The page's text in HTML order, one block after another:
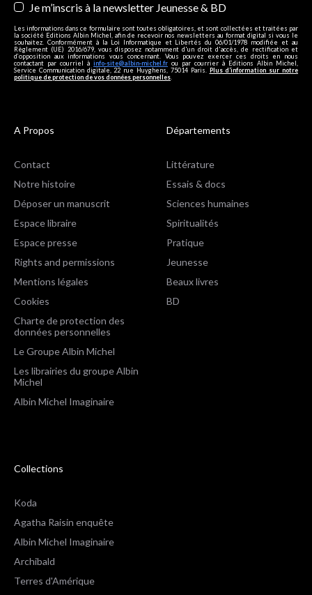
Je m’inscris à la newsletter Jeunesse & BD
Les informations dans ce formulaire sont toutes obligatoires, et sont collectées et traitées par
la société Editions Albin Michel, afin de recevoir nos newsletters au format digital si vous le
souhaitez. Conformément à la Loi Informatique et Libertés du 06/01/1978 modifiée et au
Règlement (UE) 2016/679, vous disposez notamment d'un droit d'accès, de rectification et
d’opposition aux informations vous concernant. Vous pouvez exercer ces droits en nous
contactant par courriel à info-site@albin-michel.fr ou par courrier à Editions Albin Michel,
Service Communication digitale, 22 rue Huyghens, 75014 Paris. Plus d’information sur notre
politique de protection de vos données personnelles
A Propos
Contact
Notre histoire
Déposer un manuscrit
Espace libraire
Espace presse
Rights and permissions
Mentions légales
Cookies
Charte de protection des
données personnelles
Le Groupe Albin Michel
Les librairies du groupe Albin
Michel
Albin Michel Imaginaire
Départements
Littérature
Essais & docs
Sciences humaines
Spiritualités
Pratique
Jeunesse
Beaux livres
BD
Collections
Koda
Agatha Raisin enquête
Albin Michel Imaginaire
Archibald
Terres d'Amérique